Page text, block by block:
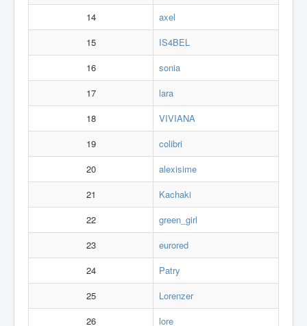
14
axel
15
IS4BEL
16
sonia
17
lara
18
VIVIANA
19
colibri
20
alexisime
21
Kachaki
22
green_girl
23
eurored
24
Patry
25
Lorenzer
26
lore